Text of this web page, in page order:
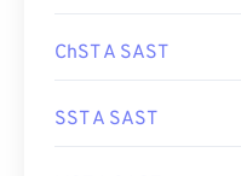
ChST A SAST
SST A SAST